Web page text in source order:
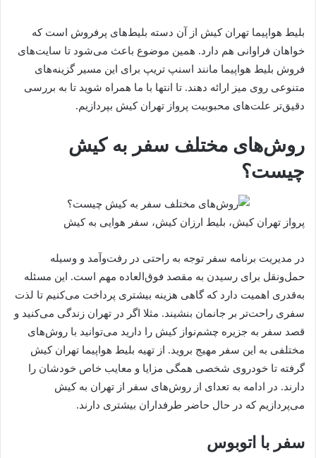
بلیط هواپیما تهران کیش از آن دسته بلیط‌های پرفروش است که
خواهان فراوانی هم دارد. همین موضوع باعث می‌شود تا سایت‌های
فروش بلیط هواپیما مانند اسنپ تریپ برای این مسیر گزینه‌های
متنوعی روی میز ارائه دهند. تا انتها با ما همراه شوید تا به بررسی
دقیق‌تر علت‌های محبوبیت پرواز تهران کیش بپردازیم.
روش‌های مختلف سفر به کیش
چیست؟
پرواز تهران کیش، بلیط ارزان کیش، سفر هوایی به کیش
در مدیریت برنامه سفر توجه به راحتی در رفت‌وآمد و وسیله
حمل‌ونقل برای رسیدن به مقصد فوق‌العاده مهم است. این مسئله
به‌قدری اهمیت دارد که گاهی هزینه بیشتری پرداخت می‌کنیم تا لذت
سفری راحت‌تر بر جانمان بنشیند. مثلا اگر در تهران زندگی می‌کنید و
قصد سفر به جزیره چشم‌نواز کیش را دارید می‌توانید با روش‌های
مختلفی به این سفر مهیج بروید. از تهیه بلیط هواپیما تهران کیش
گرفته تا خودروی شخصی همگی مزایا و معایب خاص خودشان را
دارند. در ادامه به تعدای از روش‌های سفر از تهران به کیش
می‌پردازیم که در حال حاضر طرفداران بیشتری دارند.
سفر با اتوبوس